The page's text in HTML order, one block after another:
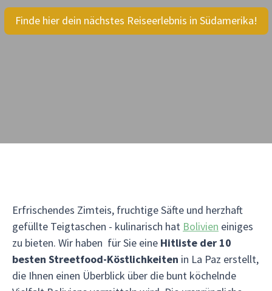
Finde hier dein nächstes Reiseerlebnis in Südamerika!
Erfrischendes Zimteis, fruchtige Säfte und herzhaft
gefüllte Teigtaschen - kulinarisch hat Bolivien einiges
zu bieten. Wir haben für Sie eine Hitliste der 10
besten Streetfood-Köstlichkeiten in La Paz erstellt,
die Ihnen einen Überblick über die bunt köchelnde